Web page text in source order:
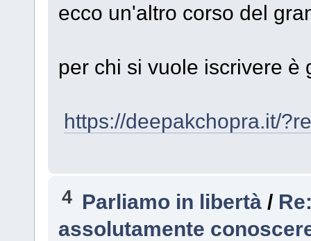
ecco un'altro corso del
per chi si vuole iscrivere è
https://deepakchopra.it/
4 Parliamo in libertà /
assolutamente